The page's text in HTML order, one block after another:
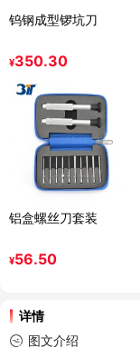
钨钢成型锣坑刀
¥350.30
铝盒螺丝刀套装
¥56.50
详情
图文介绍